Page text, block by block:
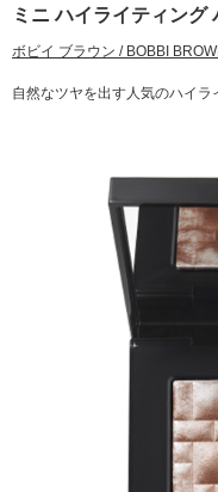
ミニ ハイライティング
ボビイ ブラウン / BOBBI
自然なツヤを出す人気のハイ